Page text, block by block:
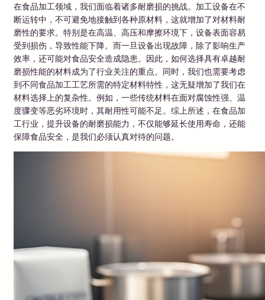
在食品加工领域，我们面临着诸多耐磨损的挑战。加工设备在不
断运转中，不可避免地接触到各种原材料，这就增加了对材料耐
磨性的要求。特别是在高温、高压和摩擦环境下，设备表面容易
受到损伤，导致性能下降。而一旦设备出现故障，除了影响生产
效率，还可能对食品安全造成隐患。因此，如何选择具有卓越耐
磨损性能的材料成为了行业关注的重点。同时，我们也需要考虑
到不同食品加工工艺所需的特定材料特性，这无疑增加了我们在
材料选择上的复杂性。例如，一些传统材料在面对腐蚀性强、温
度骤变等恶劣环境时，其耐用性可能不足。综上所述，在食品加
工行业，提升设备的耐磨损能力，不仅能够延长使用寿命，还能
保障食品安全，是我们必须认真对待的问题。